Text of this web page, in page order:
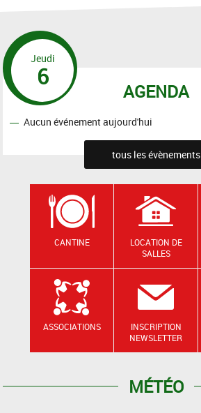
AGENDA
Jeudi
6
Aucun événement aujourd'hui
tous les évènements
CANTINE
LOCATION DE
SALLES
ASSOCIATIONS
INSCRIPTION
NEWSLETTER
MÉTÉO